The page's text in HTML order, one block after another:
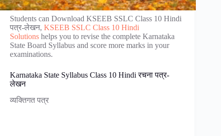
Students can Download KSEEB SSLC Class 10 Hindi
पत्र-लेखन, KSEEB SSLC Class 10 Hindi
Solutions helps you to revise the complete Karnataka
State Board Syllabus and score more marks in your
examinations.
Karnataka State Syllabus Class 10 Hindi रचना पत्र-
लेखन
व्यक्तिगत पत्र